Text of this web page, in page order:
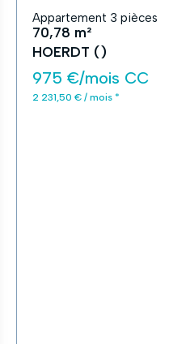
Appartement 3 pièces
70,78 m²
HOERDT ()
975 €/mois CC
2 231,50 € / mois *